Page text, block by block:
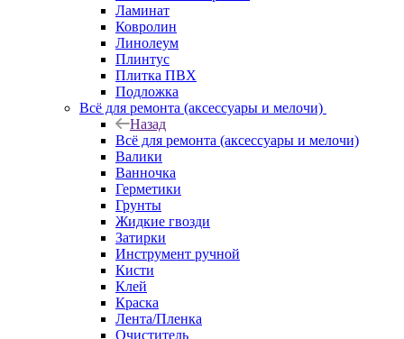
Ламинат
Ковролин
Линолеум
Плинтус
Плитка ПВХ
Подложка
Всё для ремонта (аксессуары и мелочи)
Назад
Всё для ремонта (аксессуары и мелочи)
Валики
Ванночка
Герметики
Грунты
Жидкие гвозди
Затирки
Инструмент ручной
Кисти
Клей
Краска
Лента/Пленка
Очиститель